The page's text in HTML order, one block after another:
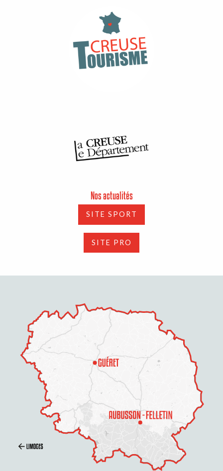
Nos actualités
SITE SPORT
SITE PRO